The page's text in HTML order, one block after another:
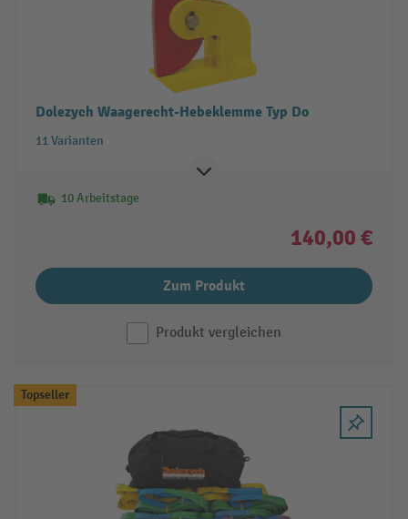
Dolezych Waagerecht-Hebeklemme Typ Do
11 Varianten
10 Arbeitstage
140,00 €
Zum Produkt
Produkt vergleichen
Topseller